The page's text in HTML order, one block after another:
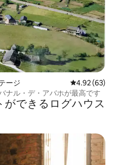
ージ レビュー63
4.92 (63)
ナル・デ・アバホが最高です
できるログハウス